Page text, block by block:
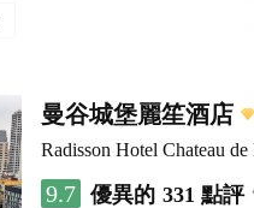
曼谷城堡麗笙酒店
Radisson Hotel Chateau
9.7 優異的 331 點評